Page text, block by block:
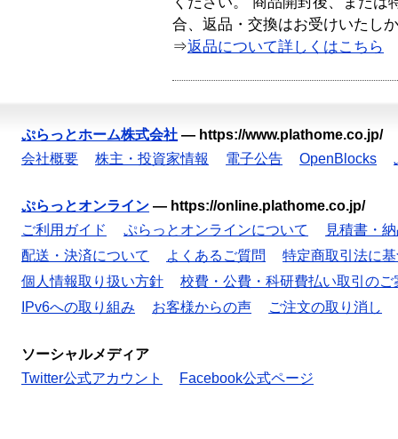
合、返品・交換はお受けいたし
⇒返品について詳しくはこちら
ぷらっとホーム株式会社 — https://www.plathome.co.jp/
会社概要
株主・投資家情報 電子公告 OpenBlocks
ぷらっとオンライン — https://online.plathome.co.jp/
ご利用ガイド
ぷらっとオンラインについて
見積書・
配送・決済について
よくあるご質問
特定商取引法に
個人情報取り扱い方針
校費・公費・科研費払い取引のご
IPv6への取り組み
お客様からの声 ご注文の取り消し
ソーシャルメディア
Twitter公式アカウント
Facebook公式ページ